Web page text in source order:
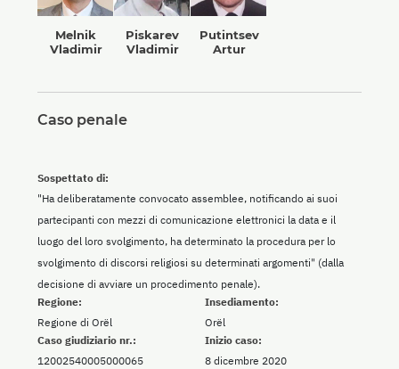
Melnik
Vladimir
Piskarev
Vladimir
Putintsev
Artur
Caso penale
Regione:
Regione di Orël
Insediamento:
Orël
Sospettato di:
"Ha deliberatamente convocato assemblee, notificando ai suoi
partecipanti con mezzi di comunicazione elettronici la data e il
luogo del loro svolgimento, ha determinato la procedura per lo
svolgimento di discorsi religiosi su determinati argomenti" (dalla
decisione di avviare un procedimento penale).
Caso giudiziario nr.:
12002540005000065
Inizio caso:
8 dicembre 2020